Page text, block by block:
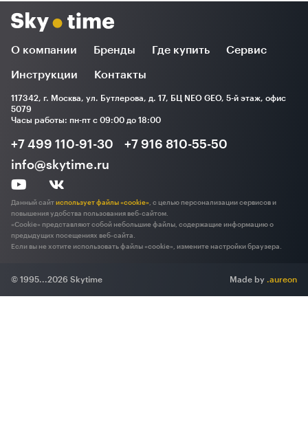
О компании Бренды Где купить Сервис
Инструкции Контакты
117342, г. Москва, ул. Бутлерова, д. 17, БЦ NEO GEO, 5-й этаж, офис
5079
Часы работы: пн-пт с 09:00 до 18:00
+7 499 110-91-30
+7 916 810-55-50
info@skytime.ru
Данный сайт использует файлы «cookie», с целью персонализации сервисов и
повышения удобства пользования веб-сайтом.
«Cookie» представляют собой небольшие файлы, содержащие информацию о
предыдущих посещениях веб-сайта.
Если вы не хотите использовать файлы «cookie», измените настройки браузера.
© 1995...2026 Skytime Made by .aureon